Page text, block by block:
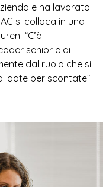
e ha lavorato
si colloca in una
“C’è
senior e di
dal ruolo che si
date per scontate”.